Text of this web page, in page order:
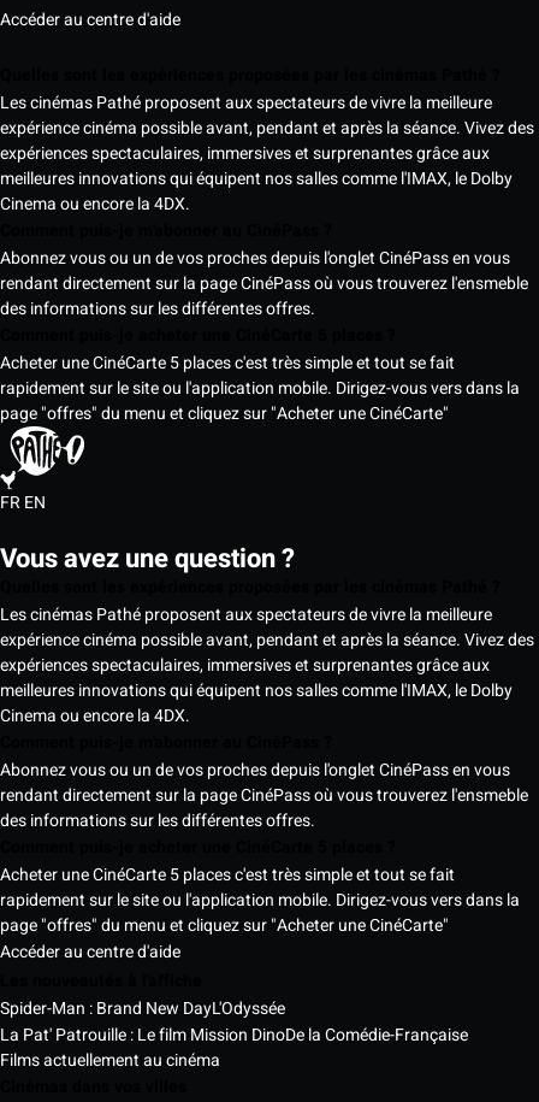
Accéder au centre d'aide
Les cinémas Pathé proposent aux spectateurs de vivre la meilleure
expérience cinéma possible avant, pendant et après la séance. Vivez des
expériences spectaculaires, immersives et surprenantes grâce aux
meilleures innovations qui équipent nos salles comme l'IMAX, le Dolby
Cinema ou encore la 4DX.
Abonnez vous ou un de vos proches depuis l'onglet CinéPass en vous
rendant directement sur la page CinéPass où vous trouverez l'ensmeble
des informations sur les différentes offres.
Acheter une CinéCarte 5 places c'est très simple et tout se fait
rapidement sur le site ou l'application mobile. Dirigez-vous vers dans la
page "offres" du menu et cliquez sur "Acheter une CinéCarte"
FREN
Vous avez une question ?
Les cinémas Pathé proposent aux spectateurs de vivre la meilleure
expérience cinéma possible avant, pendant et après la séance. Vivez des
expériences spectaculaires, immersives et surprenantes grâce aux
meilleures innovations qui équipent nos salles comme l'IMAX, le Dolby
Cinema ou encore la 4DX.
Abonnez vous ou un de vos proches depuis l'onglet CinéPass en vous
rendant directement sur la page CinéPass où vous trouverez l'ensmeble
des informations sur les différentes offres.
Acheter une CinéCarte 5 places c'est très simple et tout se fait
rapidement sur le site ou l'application mobile. Dirigez-vous vers dans la
page "offres" du menu et cliquez sur "Acheter une CinéCarte"
Accéder au centre d'aide
Spider-Man : Brand New DayL'Odyssée
La Pat' Patrouille : Le film Mission DinoDe la Comédie-Française
Films actuellement au cinéma